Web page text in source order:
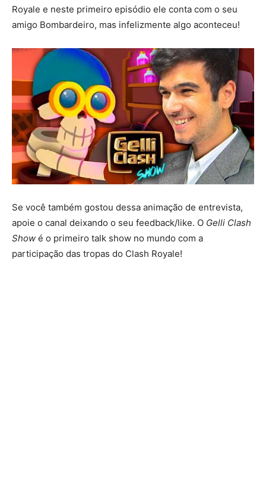
Royale e neste primeiro episódio ele conta com o seu
amigo Bombardeiro, mas infelizmente algo aconteceu!
Se você também gostou dessa animação de entrevista,
apoie o canal deixando o seu feedback/like. O Gelli Clash
Show é o primeiro talk show no mundo com a
participação das tropas do Clash Royale!